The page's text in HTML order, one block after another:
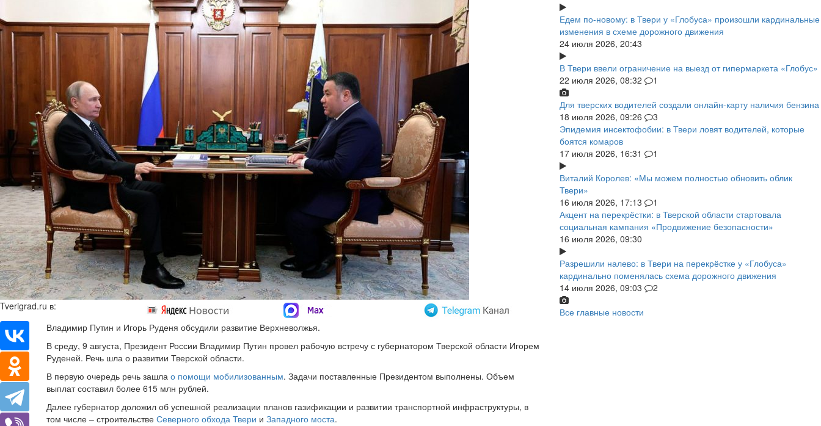
Tverigrad.ru в:
Владимир Путин и Игорь Руденя обсудили развитие Верхневолжья.
В среду, 9 августа, Президент России Владимир Путин провел рабочую встречу с губернатором Тверской области Игорем
Руденей. Речь шла о развитии Тверской области.
В первую очередь речь зашлао помощи мобилизованным. Задачи поставленные Президентом выполнены. Объем
выплат составил более 615 млн рублей.
Далее губернатор доложил об успешной реализации планов газификации и развитии транспортной инфраструктуры, в
том числе – строительствеСеверного обхода Твери иЗападного моста.
Едем по-новому: в Твери у «Глобуса» произошли кардинальные
изменения в схеме дорожного движения
24 июля 2026, 20:43
В Твери ввели ограничение на выезд от гипермаркета «Глобус»
22 июля 2026, 08:32
1
Для тверских водителей создали онлайн-карту наличия бензина
18 июля 2026, 09:26
3
Эпидемия инсектофобии: в Твери ловят водителей, которые
боятся комаров
17 июля 2026, 16:31
1
Виталий Королев: «Мы можем полностью обновить облик
Твери»
16 июля 2026, 17:13
1
Акцент на перекрёстки: в Тверской области стартовала
социальная кампания «Продвижение безопасности»
16 июля 2026, 09:30
Разрешили налево: в Твери на перекрёстке у «Глобуса»
кардинально поменялась схема дорожного движения
14 июля 2026, 09:03
2
Все главные новости